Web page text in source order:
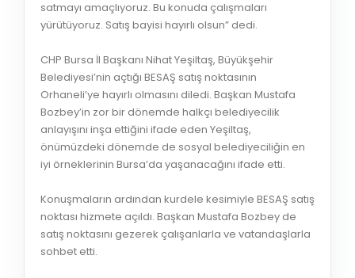
satmayı amaçlıyoruz. Bu konuda çalışmaları
yürütüyoruz. Satış bayisi hayırlı olsun” dedi.
CHP Bursa İl Başkanı Nihat Yeşiltaş, Büyükşehir
Belediyesi’nin açtığı BESAŞ satış noktasının
Orhaneli’ye hayırlı olmasını diledi. Başkan Mustafa
Bozbey’in zor bir dönemde halkçı belediyecilik
anlayışını inşa ettiğini ifade eden Yeşiltaş,
önümüzdeki dönemde de sosyal belediyeciliğin en
iyi örneklerinin Bursa’da yaşanacağını ifade etti.
Konuşmaların ardından kurdele kesimiyle BESAŞ satış
noktası hizmete açıldı. Başkan Mustafa Bozbey de
satış noktasını gezerek çalışanlarla ve vatandaşlarla
sohbet etti.